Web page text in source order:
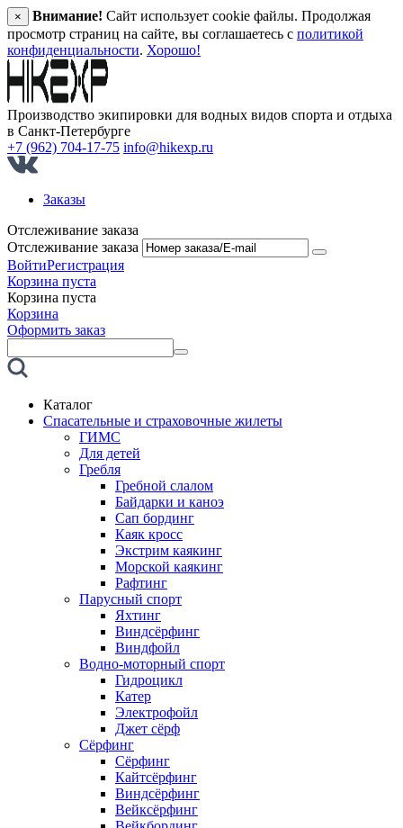
× Внимание! Сайт использует cookie файлы. Продолжая
просмотр страниц на сайте, вы соглашаетесь с политикой
конфиденциальности. Хорошо!
Производство экипировки для водных видов спорта и отдыха
в Санкт‑Петербурге
+7 (962) 704-17-75 info@hikexp.ru
Заказы
Отслеживание заказа
Отслеживание заказа
ВойтиРегистрация
Корзина пуста
Корзина пуста
Корзина
Оформить заказ
Каталог
Спасательные и страховочные жилеты
ГИМС
Для детей
Гребля
Гребной слалом
Байдарки и каноэ
Сап бординг
Каяк кросс
Экстрим каякинг
Морской каякинг
Рафтинг
Парусный спорт
Яхтинг
Виндсёрфинг
Виндфойл
Водно-моторный спорт
Гидроцикл
Катер
Электрофойл
Джет сёрф
Сёрфинг
Сёрфинг
Кайтсёрфинг
Виндсёрфинг
Вейксёрфинг